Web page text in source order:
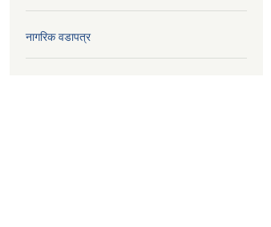
नागरिक वडापत्र